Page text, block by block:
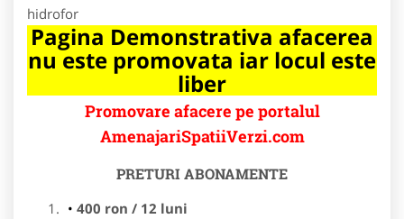
hidrofor
Pagina Demonstrativa afacerea
nu este promovata iar locul este
liber
Promovare afacere pe portalul
AmenajariSpatiiVerzi.com
PRETURI ABONAMENTE
400 ron / 12 luni